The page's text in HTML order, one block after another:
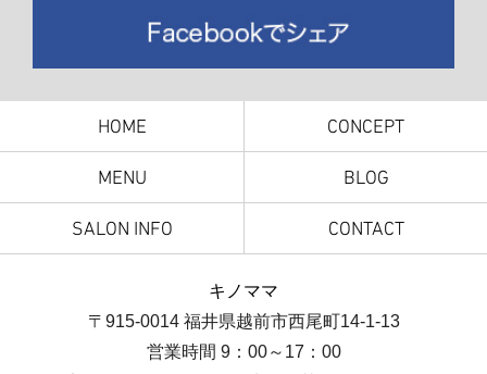
HOME CONCEPT
MENU BLOG
SALON INFO CONTACT
キノママ
〒915-0014 福井県越前市西尾町14-1-13
営業時間 9：00～17：00